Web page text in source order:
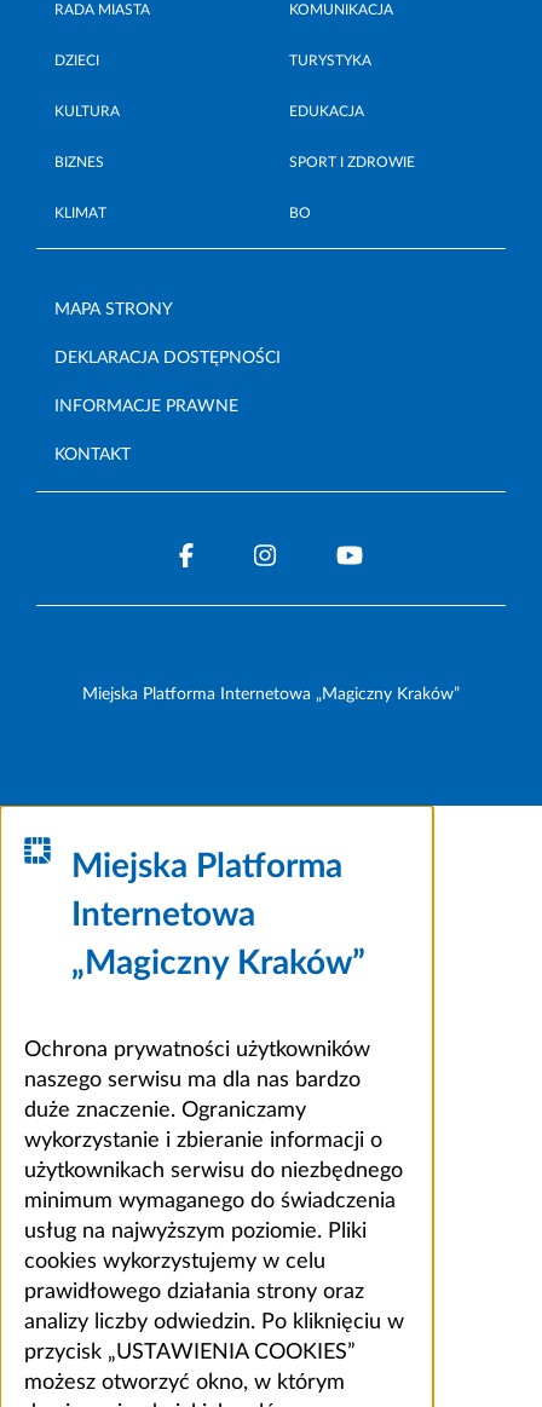
RADA MIASTA KOMUNIKACJA
DZIECI TURYSTYKA
KULTURA EDUKACJA
BIZNES SPORT I ZDROWIE
KLIMAT BO
MAPA STRONY
DEKLARACJA DOSTĘPNOŚCI
INFORMACJE PRAWNE
KONTAKT
Miejska Platforma Internetowa „Magiczny Kraków”
Miejska Platforma
Internetowa
„Magiczny Kraków”
Ochrona prywatności użytkowników
naszego serwisu ma dla nas bardzo
duże znaczenie. Ograniczamy
wykorzystanie i zbieranie informacji o
użytkownikach serwisu do niezbędnego
minimum wymaganego do świadczenia
usług na najwyższym poziomie. Pliki
cookies wykorzystujemy w celu
prawidłowego działania strony oraz
analizy liczby odwiedzin. Po kliknięciu w
przycisk „USTAWIENIA COOKIES”
możesz otworzyć okno, w którym